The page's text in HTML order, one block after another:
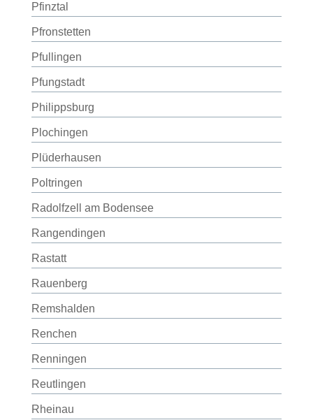
Pfinztal
Pfronstetten
Pfullingen
Pfungstadt
Philippsburg
Plochingen
Plüderhausen
Poltringen
Radolfzell am Bodensee
Rangendingen
Rastatt
Rauenberg
Remshalden
Renchen
Renningen
Reutlingen
Rheinau